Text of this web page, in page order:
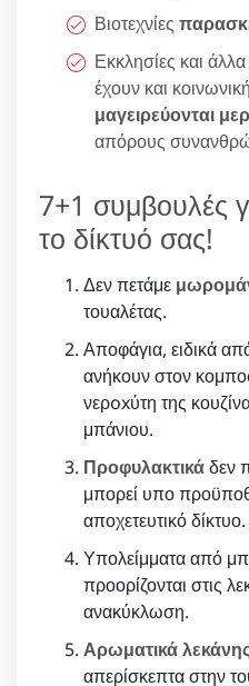
Βιοτεχνίες
Εκκλησίες και
έχουν και
μαγειρεύονται
απόρους
7+1 συμβουλές
το δίκτυό σας!
Δεν πετάμε
τουαλέτας.
Αποφάγια, ειδικά
ανήκουν στον
νερoxύτη της
μπάνιου.
Προφυλακτικάδεν
μπορεί υπο
αποχετευτικό δίκτυο.
Υπολείμματα από
προορίζονται στις
ανακύκλωση.
Αρωματικά
απερίσκεπτα στην